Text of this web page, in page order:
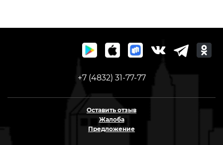
+7 (4832) 31-77-77
Оставить отзыв
Жалоба
Предложение